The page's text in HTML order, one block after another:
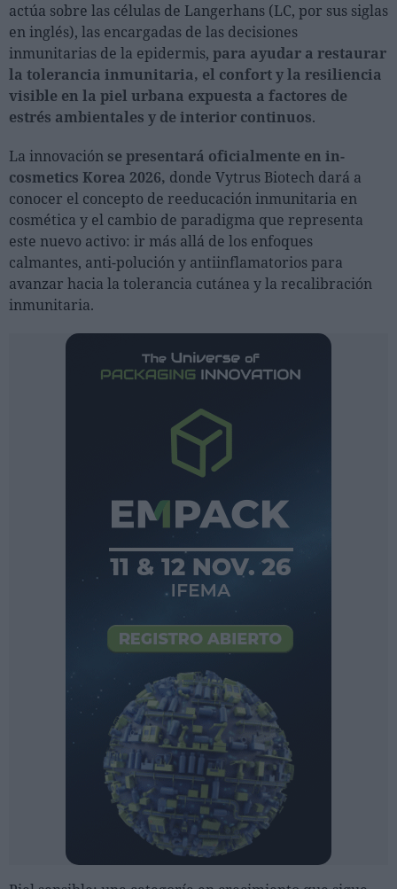
actúa sobre las células de Langerhans (LC, por sus siglas
en inglés), las encargadas de las decisiones
inmunitarias de la epidermis, para ayudar a restaurar
la tolerancia inmunitaria, el confort y la resiliencia
visible en la piel urbana expuesta a factores de
estrés ambientales y de interior continuos.
La innovación se presentará oficialmente en in-
cosmetics Korea 2026, donde Vytrus Biotech dará a
conocer el concepto de reeducación inmunitaria en
cosmética y el cambio de paradigma que representa
este nuevo activo: ir más allá de los enfoques
calmantes, anti-polución y antiinflamatorios para
avanzar hacia la tolerancia cutánea y la recalibración
inmunitaria.